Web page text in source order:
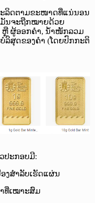
ລິດຕາມຂະໜາດທີ່ແນ່ນອນ
ນຈະຖືກໝາຍດ້ວຍ
ຫຼື ຜູ້ອອກຄຳ, ນ້ຳໜັກລວມ
ລິສຸດຂອງຄຳ (ໂດຍປົກກະຕິ
ປະກອບມີ:
ງສຳລັບເຮັດແຜ່ນ
ທີ່ເໝາະສົມ